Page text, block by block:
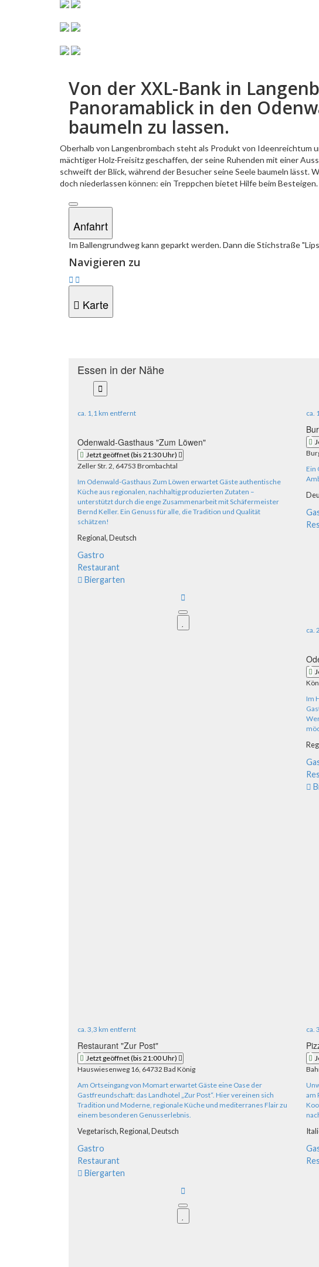
Von der XXL-Bank in
Panoramablick in den
baumeln zu lassen.
Oberhalb von Langenbrombach steht als Produkt von Ideenreichtum
mächtiger Holz-Freisitz geschaffen, der seine Ruhenden mit einer
schweift der Blick, während der Besucher seine Seele baumeln
doch niederlassen können: ein Treppchen bietet Hilfe beim Besteigen.
Anfahrt
Im Ballengrundweg kann geparkt werden. Dann die Stichstraße
Navigieren zu
Karte
Essen in der Nähe
"Essen
der
ca. 1,1 km entfernt
Odenwald-Gasthaus "Zum Löwen"
Jetzt geöffnet(bis 21:30 Uhr)
Zeller Str. 2, 64753 Brombachtal
Im Odenwald-Gasthaus Zum Löwen erwartet Gäste authentische
Küche aus regionalen, nachhaltig produzierten Zutaten –
unterstützt durch die enge Zusammenarbeit mit Schäfermeister
Bernd Keller. Ein Genuss für alle, die Tradition und Qualität
schätzen!
Regional,Deutsch
Gastro
Restaurant
Biergarten
ca.
Ein
ca.
Im
ca. 3,3 km entfernt
Restaurant "Zur Post"
Jetzt geöffnet(bis 21:00 Uhr)
Hauswiesenweg 16, 64732 Bad König
Am Ortseingang von Momart erwartet Gäste eine Oase der
Gastfreundschaft: das Landhotel „Zur Post“. Hier vereinen sich
Tradition und Moderne, regionale Küche und mediterranes Flair zu
einem besonderen Genusserlebnis.
Vegetarisch,Regional,Deutsch
Gastro
Restaurant
Biergarten
ca.
am